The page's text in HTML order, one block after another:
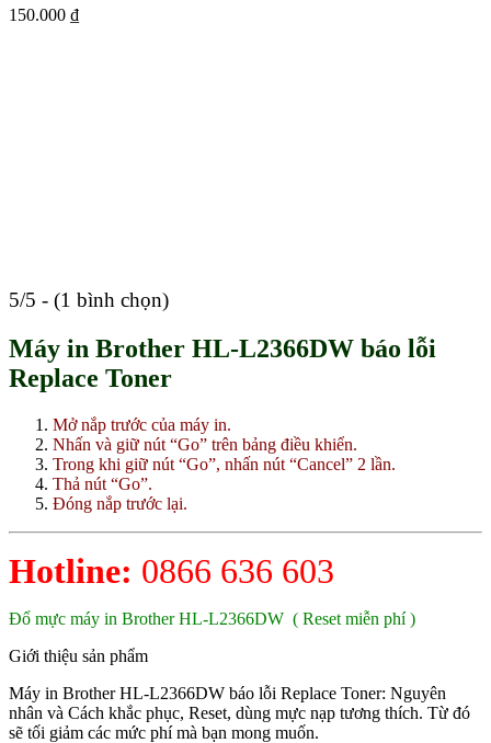
150.000 ₫
5/5 - (1 bình chọn)
Máy in Brother HL-L2366DW báo lỗi
Replace Toner
Mở nắp trước của máy in.
Nhấn và giữ nút “Go” trên bảng điều khiển.
Trong khi giữ nút “Go”, nhấn nút “Cancel” 2 lần.
Thả nút “Go”.
Đóng nắp trước lại.
Hotline: 0866 636 603
Đổ mực máy in Brother HL-L2366DW ( Reset miễn phí )
Giới thiệu sản phẩm
Máy in Brother HL-L2366DW báo lỗi Replace Toner: Nguyên
nhân và Cách khắc phục, Reset, dùng mực nạp tương thích. Từ đó
sẽ tối giảm các mức phí mà bạn mong muốn.